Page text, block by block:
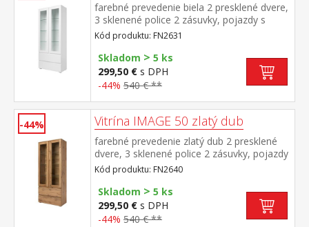
farebné prevedenie biela 2 presklené dvere,
3 sklenené police 2 zásuvky, pojazdy s
guličkovými ložiskami chrbát je
obojstranný, možno zvoliť farebné
prevedenie biela alebo zlatý dub
Kód produktu: FN2631
Skladom > 5 ks
299,50 € s DPH
-44% 540 € **
-44% Vitrína IMAGE 50 zlatý dub
farebné prevedenie zlatý dub 2 presklené
dvere, 3 sklenené police 2 zásuvky, pojazdy
s guličkovými ložiskami chrbát je
obojstranný, možno zvoliť farebné
prevedenie zlatý dub alebo biela
Kód produktu: FN2640
Skladom > 5 ks
299,50 € s DPH
-44% 540 € **